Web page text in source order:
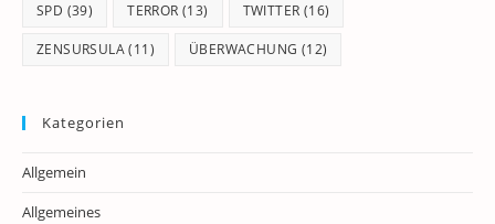
SPD (39) TERROR (13) TWITTER (16)
ZENSURSULA(11) ÜBERWACHUNG (12)
Kategorien
Allgemein
Allgemeines